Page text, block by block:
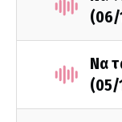
(06/
Να
(05/